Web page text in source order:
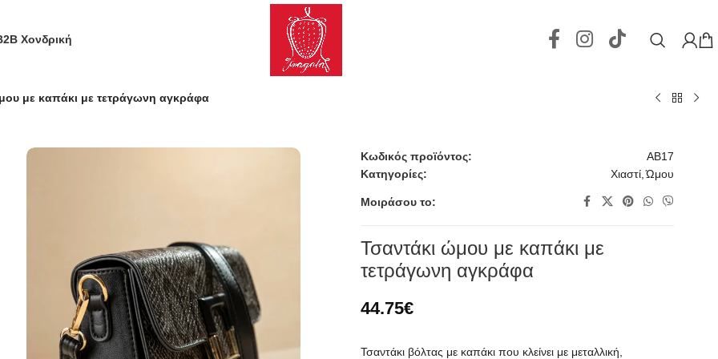
Χονδρική
με καπάκι με τετράγωνη αγκράφα
Κωδικός προϊόντος:
AB17
Κατηγορίες:
Χιαστί, Ώμου
Μοιράσου το:
Τσαντάκι ώμου με καπάκι με
τετράγωνη αγκράφα
44.75€
Τσαντάκι βόλτας με καπάκι που κλείνει με μεταλλική,